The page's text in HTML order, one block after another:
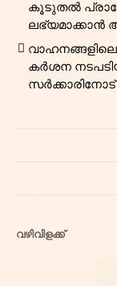
കൂടുതൽ
ലഭ്യമാക്കാൻ
കർശന
സർക്കാരിനോട്
വഴിവിളക്ക്